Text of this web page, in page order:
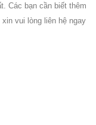
Các bạn cần biết thêm
vui lòng liên hệ ngay